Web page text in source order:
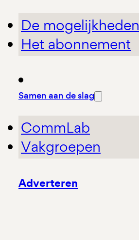
De mogelijkheden
Het abonnement
Samen aan de slag
CommLab
Vakgroepen
Adverteren